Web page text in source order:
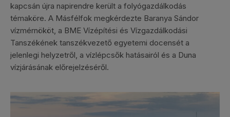
kapcsán újra napirendre került a folyógazdálkodás
témaköre. A Másfélfok megkérdezte Baranya Sándor
vízmérnököt, a BME Vízépítési és Vízgazdálkodási
Tanszékének tanszékvezető egyetemi docensét a
jelenlegi helyzetről, a vízlépcsők hatásairól és a Duna
vízjárásának előrejelzéséről.